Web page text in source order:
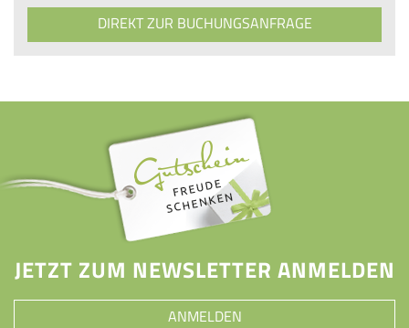
DIREKT ZUR BUCHUNGSANFRAGE
JETZT ZUM NEWSLETTER ANMELDEN
ANMELDEN